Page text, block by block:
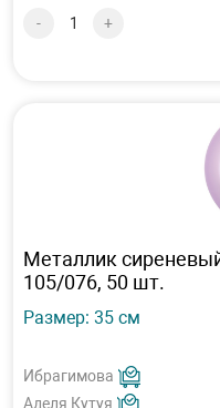
- +
Металлик
105/076, 50 шт.
Размер: 35 см
Ибрагимова
Аделя Кутуя